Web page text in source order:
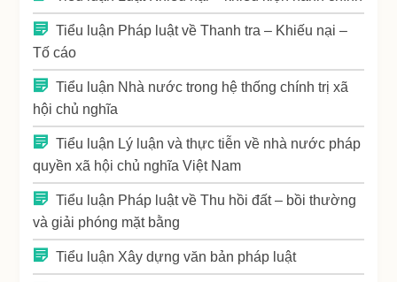
Tiểu luận Pháp luật về Thanh tra – Khiếu nại –
Tố cáo
Tiểu luận Nhà nước trong hệ thống chính trị xã
hội chủ nghĩa
Tiểu luận Lý luận và thực tiễn về nhà nước pháp
quyền xã hội chủ nghĩa Việt Nam
Tiểu luận Pháp luật về Thu hồi đất – bồi thường
và giải phóng mặt bằng
Tiểu luận Xây dựng văn bản pháp luật